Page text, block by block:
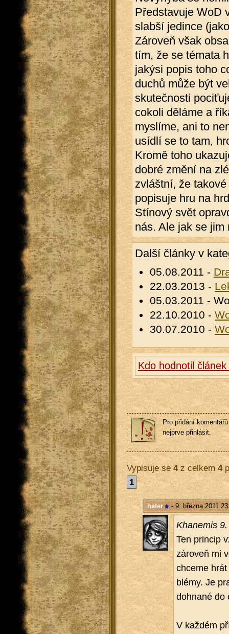
Představuje WoD
slabší jedince
Zároveň však
tím, že se témata
jakýsi popis toho
duchů může být
skutečnosti
cokoli děláme a
myslíme, ani to
usídlí se to tam,
Kromě toho
dobré změní na
zvláštní, že
popisuje hru na
Stínový svět
nás. Ale jak se jim
Další články v
05.08.2011 -
22.03.2013 -
05.03.2011 -
22.10.2010 -
30.07.2010 -
Kdo hodnotil
Pro přidání
nejprve přihlásit.
Vypisuje se4z celkem4
1
hater - 9. března 2011
Kha­ne­mis
Ten prin­cip
zá­ro­veň mi
chce­me
blémy. Je
do­hna­né do
V kaž­dém